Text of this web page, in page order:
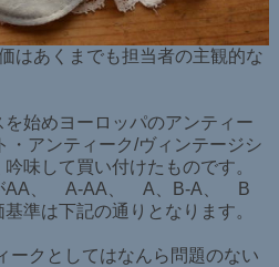
あくまでも担当者の主観的な
始めヨーロッパのアンティー
・アンティーク/ヴィンテージシ
味して買い付けたものです。
がAA、 A-AA、 A、B-A、 B
準は下記の通りとなります。
クとしてはなんら問題のない